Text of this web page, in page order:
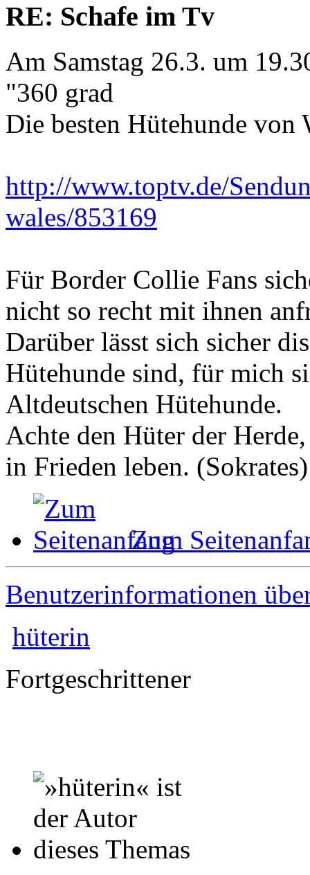
RE: Schafe im Tv
Am Samstag 26.3. um
"360 grad
Die besten Hütehunde von
http://www.toptv.de/
wales/853169
Für Border Collie Fans
nicht so recht mit ihnen
Darüber lässt sich sicher
Hütehunde sind, für mich
Altdeutschen Hütehunde.
Achte den Hüter der
in Frieden leben. (Sokrates)
Zum
Benutzerinformationen
hüterin
Fortgeschrittener